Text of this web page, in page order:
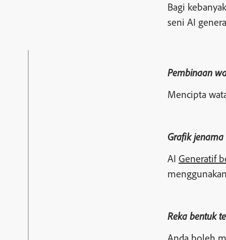
Bagi
seni AI
Pembinaan
Mencipta
Grafik jenama
AI Generatif
Reka bentuk